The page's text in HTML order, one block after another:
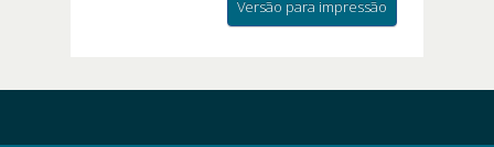
Versão para impressão